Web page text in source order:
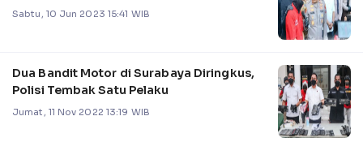
Sabtu, 10 Jun 2023 15:41 WIB
Dua Bandit Motor di Surabaya Diringkus,
Polisi Tembak Satu Pelaku
Jumat, 11 Nov 2022 13:19 WIB